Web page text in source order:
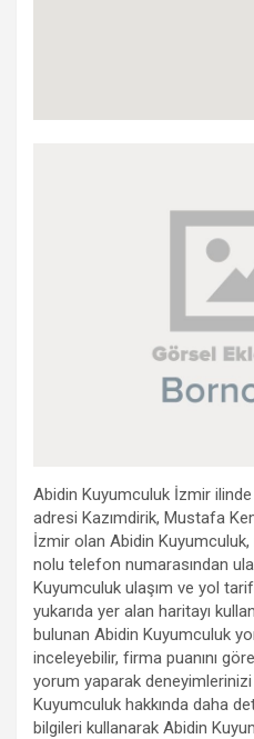
Abidin Kuyumculuk İzmir
adresi Kazımdirik, Mustafa
İzmir olan Abidin
nolu telefon numarasından
Kuyumculuk ulaşım ve yol
yukarıda yer alan haritayı
bulunan Abidin Kuyumculuk
inceleyebilir, firma puanını
yorum yaparak
Kuyumculuk hakkında daha
bilgileri kullanarak Abidin